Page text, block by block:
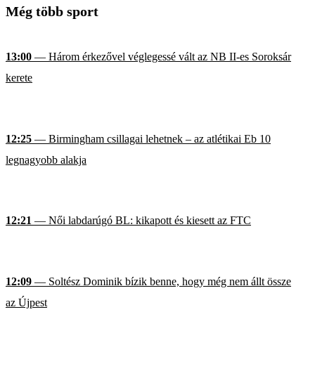
Még több sport
13:00 — Három érkezővel véglegessé vált az NB II-es Soroksár
kerete
12:25 — Birmingham csillagai lehetnek – az atlétikai Eb 10
legnagyobb alakja
12:21 — Női labdarúgó BL: kikapott és kiesett az FTC
12:09 — Soltész Dominik bízik benne, hogy még nem állt össze
az Újpest